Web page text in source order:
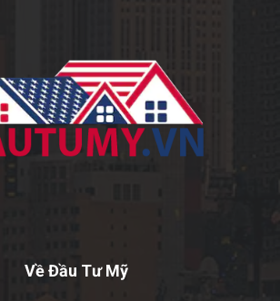
Về Đầu Tư Mỹ